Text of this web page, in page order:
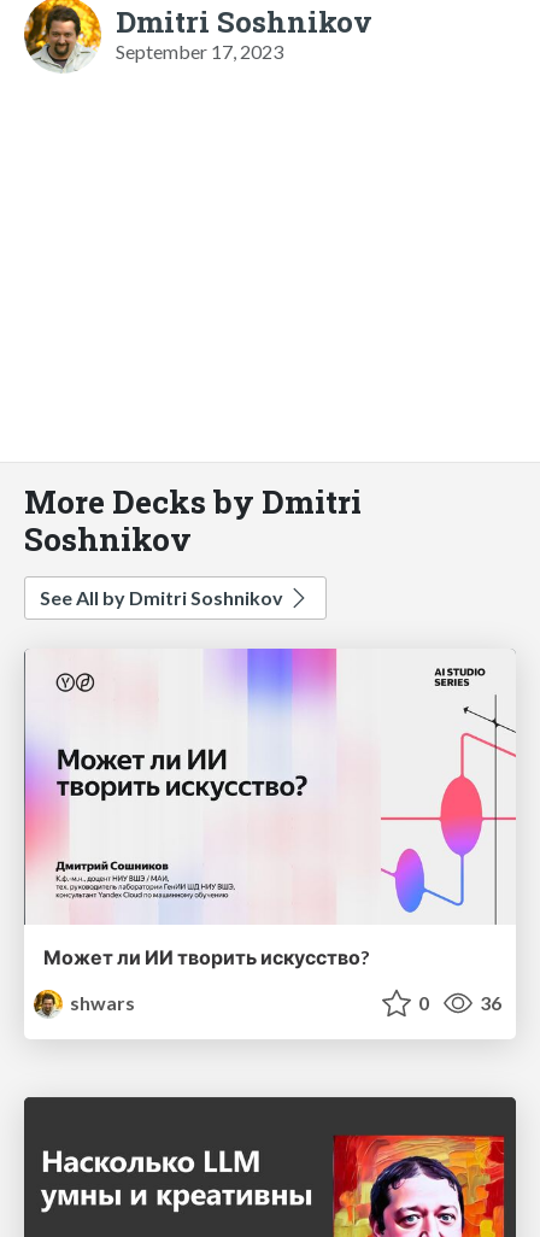
Dmitri Soshnikov
September 17, 2023
More Decks by Dmitri
Soshnikov
See All by Dmitri Soshnikov
Может ли ИИ творить искусство?
shwars
0 36